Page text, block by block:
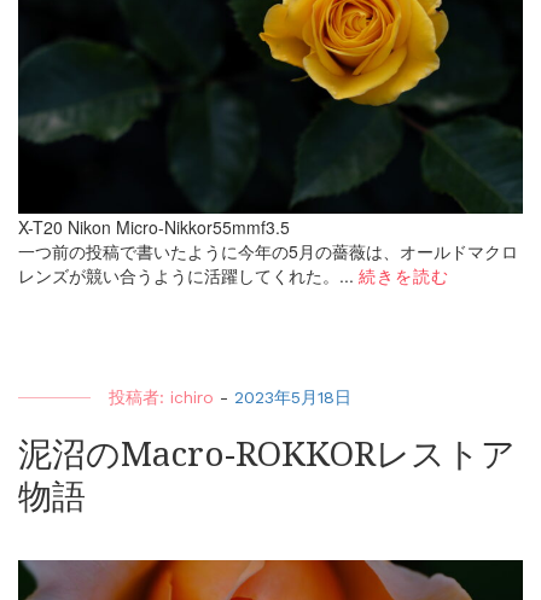
X-T20 Nikon Micro-Nikkor55mmf3.5
一つ前の投稿で書いたように今年の5月の薔薇は、オールドマクロ
レンズが競い合うように活躍してくれた。... 続きを読む
投稿者: ichiro - 2023年5月18日
泥沼のMacro-ROKKORレストア
物語